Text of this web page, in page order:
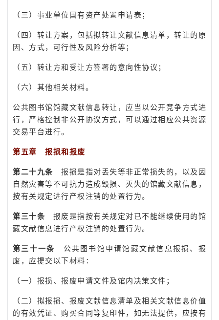
（三）事业单位国有资产处置申请表；
（四）转让方案，包括拟转让文献信息清单，转让的原
因、方式，可行性及风险分析等；
（五）转让方和受让方签署的意向性协议；
（六）其他相关材料。
公共图书馆馆藏文献信息转让，应当以公开竞争方式进
行，严格控制非公开协议方式，可以通过相应公共资源
交易平台进行。
第五章 报损和报废
第二十九条 报损是指对丢失等非正常损失的，以及因
自然灾害等不可抗力造成毁损、灭失的馆藏文献信息，
按有关规定进行产权注销的处置行为。
第三十条 报废是指按有关规定对已不能继续使用的馆
藏文献信息进行产权注销的处置行为。
第三十一条 公共图书馆申请馆藏文献信息报损、报
废，应提交以下材料：
（一）报损、报废申请文件及馆内决策文件；
（二）拟报损、报废文献信息清单及相关文献信息价值
的有效凭证、购买合同等复印件，如无法提供，应按有